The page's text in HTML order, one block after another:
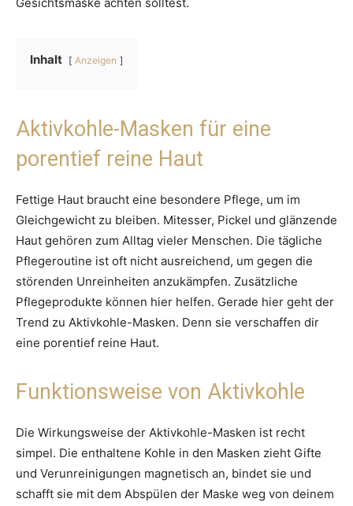
Inhalt Anzeigen
Aktivkohle-Masken für eine
porentief reine Haut
Fettige Haut braucht eine besondere Pflege, um im
Gleichgewicht zu bleiben. Mitesser, Pickel und glänzende
Haut gehören zum Alltag vieler Menschen. Die tägliche
Pflegeroutine ist oft nicht ausreichend, um gegen die
störenden Unreinheiten anzukämpfen. Zusätzliche
Pflegeprodukte können hier helfen. Gerade hier geht der
Trend zu Aktivkohle-Masken. Denn sie verschaffen dir
eine porentief reine Haut.
Funktionsweise von Aktivkohle
Die Wirkungsweise der Aktivkohle-Masken ist recht
simpel. Die enthaltene Kohle in den Masken zieht Gifte
und Verunreinigungen magnetisch an, bindet sie und
schafft sie mit dem Abspülen der Maske weg von deinem